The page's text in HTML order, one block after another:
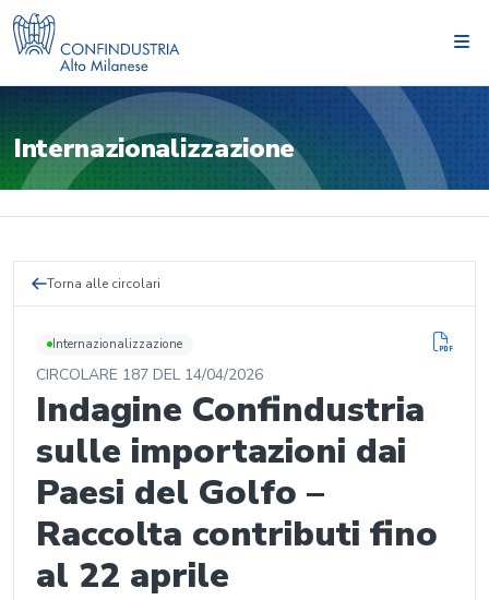
Internazionalizzazione
Torna alle circolari
Internazionalizzazione
CIRCOLARE 187 DEL 14/04/2026
Indagine Confindustria
sulle importazioni dai
Paesi del Golfo –
Raccolta contributi fino
al 22 aprile